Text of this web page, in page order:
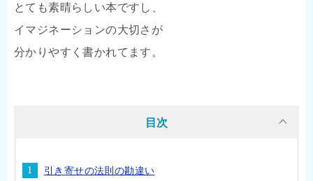
とても素晴らしい本ですし、
イマジネーションの大切さが
分かりやすく書かれてます。
目次
引き寄せの法則の勘違い